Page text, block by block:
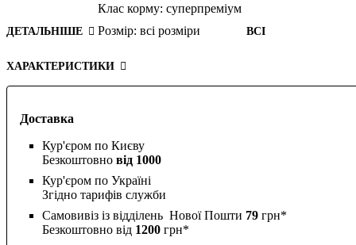
Доставка
Кур'єром по Києву
Безкоштовно від 1000
Кур'єром по Україні
Згідно тарифів служби
Самовивіз із відділень Нової Пошти 79 грн*
Безкоштовно від 1200 грн*
ДЕТАЛЬНІШЕ
Клас корму: суперпреміум
Розмір: всі розміри ВСІ
ХАРАКТЕРИСТИКИ